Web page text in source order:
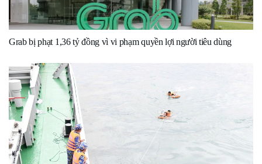
Grab bị phạt 1,36 tỷ đồng vì vi phạm quyền lợi người tiêu dùng